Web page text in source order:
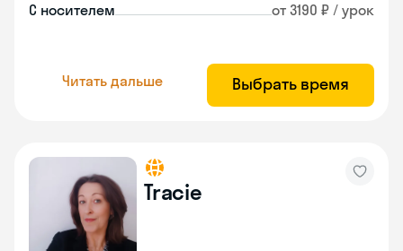
С носителем от 3190 ₽ / урок
Читать дальше Выбрать время
Tracie